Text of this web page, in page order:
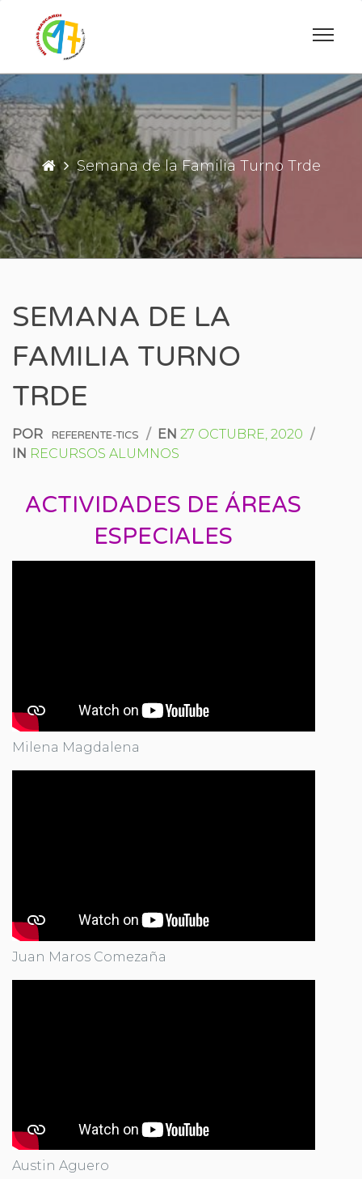
contenido
Semana de la Familia Turno Trde
SEMANA DE LA
FAMILIA TURNO
TRDE
POR REFERENTE-TICS / EN 27 OCTUBRE, 2020 /
IN RECURSOS ALUMNOS
ACTIVIDADES DE ÁREAS
ESPECIALES
Milena Magdalena
Juan Maros Comezaña
Austin Aguero